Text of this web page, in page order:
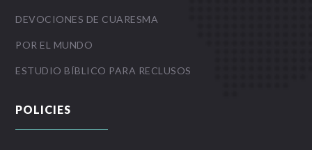
DEVOCIONES DE CUARESMA
POR EL MUNDO
ESTUDIO BÍBLICO PARA RECLUSOS
POLICIES